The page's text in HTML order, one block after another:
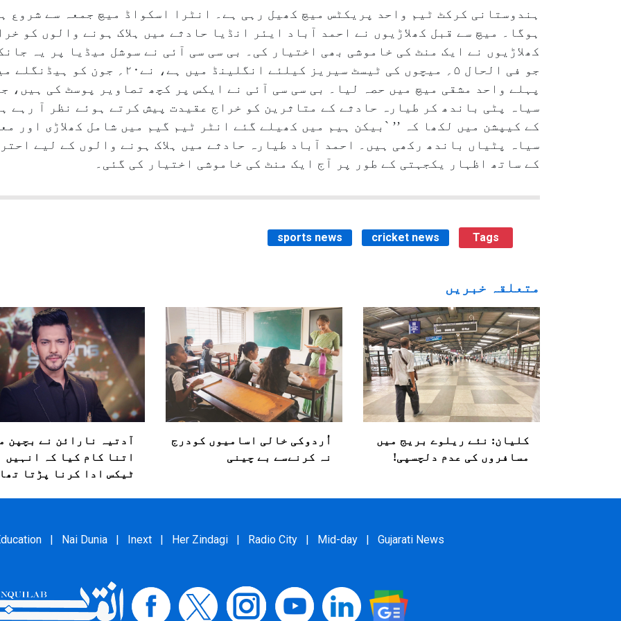
ہوگا۔ میچ سے قبل کھلاڑیوں نے احمد آباد ایئر انڈیا حادثے میں ہلاک ہونے والوں کو
کھلاڑیوں نے ایک منٹ کی خاموشی بھی اختیار کی۔ بی سی سی آئی نے سوشل میڈیا پر یہ
جو فی الحال ۵؍ میچوں کی ٹیسٹ سیریز کیلئے
پہلے واحد مشقی میچ میں حصہ لیا۔ بی سی سی آئی نے ایکس پر کچھ تصاویر پوسٹ کی ہیں،
سیاہ پٹی باندھ کر طیارہ حادثے کے متاثرین کو خراج عقیدت پیش کرتے ہوئے نظر آ رہے
کے کیپشن میں لکھا کہ ’’ `بیکن ہیم میں کھیلے گئے انٹر ٹیم گیم میں شامل کھلاڑی اور
سیاہ پٹیاں باندھ رکھی ہیں۔ احمد آباد طیارہ حادثے میں ہلاک ہونے والوں کے لیے
کے ساتھ اظہار یکجہتی کے طور پر آج ایک منٹ کی خاموشی اختیار کی گئی۔
sports news cricket news Tags
متعلقہ خبریں
کلیان: نئے ریلوے بریج میں
مسافروں کی عدم دلچسپی!
اُردوکی خالی اسامیوں کودرج
نہ کرنےسے بے چینی
آدتیہ نارائن نے بچپن
اتنا کام کیا کہ انہیں
ٹیکس ادا کرنا پڑتا
| Nai Dunia | Inext | Her Zindagi | Radio City | Mid-day | Gujarati News